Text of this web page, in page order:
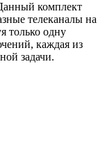
комплект
телеканалы на
только одну
каждая из
задачи.